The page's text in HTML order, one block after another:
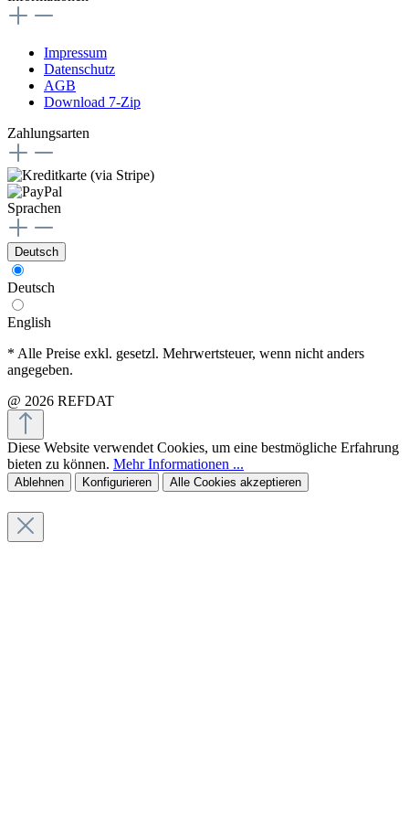
Impressum
Datenschutz
AGB
Download 7-Zip
Zahlungsarten
Sprachen
Deutsch
Deutsch
English
* Alle Preise exkl. gesetzl. Mehrwertsteuer, wenn nicht anders
angegeben.
@ 2026 REFDAT
Diese Website verwendet Cookies, um eine bestmögliche Erfahrung
bieten zu können. Mehr Informationen ...
Ablehnen Konfigurieren Alle Cookies akzeptieren